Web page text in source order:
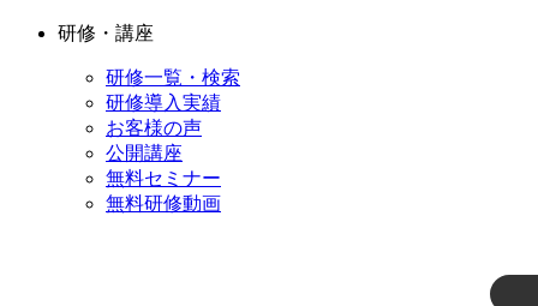
研修・講座
研修一覧・検索
研修導入実績
お客様の声
公開講座
無料セミナー
無料研修動画